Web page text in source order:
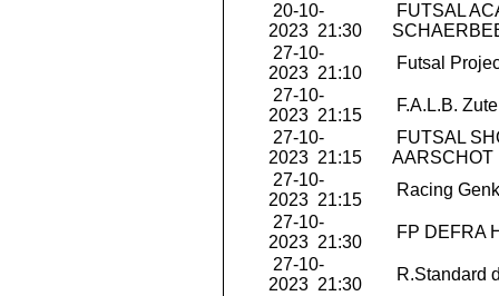
20-10-
2023 21:30
FUTSAL
27-10-
2023 21:10
Futsal
27-10-
2023 21:15
F.A.L.B.
27-10-
2023 21:15
FUTSAL
AARSCHOT
27-10-
2023 21:15
Racing
27-10-
2023 21:30
FP DEFRA
27-10-
2023 21:30
R.Standard